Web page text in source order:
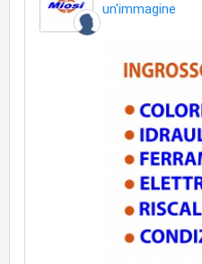
un'immagine